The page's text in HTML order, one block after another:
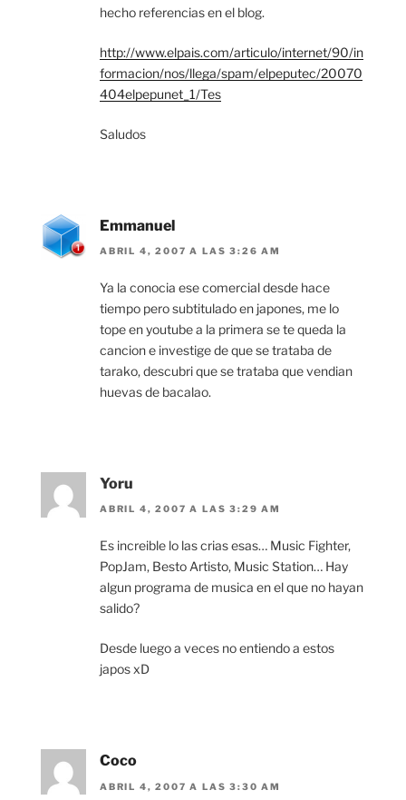
hecho referencias en el blog.
http://www.elpais.com/articulo/internet/90/in
formacion/nos/llega/spam/elpeputec/20070
404elpepunet_1/Tes
Saludos
Emmanuel
ABRIL 4, 2007 A LAS 3:26 AM
Ya la conocia ese comercial desde hace
tiempo pero subtitulado en japones, me lo
tope en youtube a la primera se te queda la
cancion e investige de que se trataba de
tarako, descubri que se trataba que vendian
huevas de bacalao.
Yoru
ABRIL 4, 2007 A LAS 3:29 AM
Es increible lo las crias esas… Music Fighter,
PopJam, Besto Artisto, Music Station… Hay
algun programa de musica en el que no hayan
salido?
Desde luego a veces no entiendo a estos
japos xD
Coco
ABRIL 4, 2007 A LAS 3:30 AM